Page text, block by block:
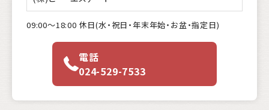
09:00〜18:00 休日(水・祝日・年末年始・お盆・指定日)
電話
024-529-7533